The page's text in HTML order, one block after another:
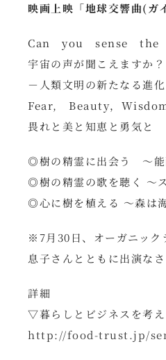
映画上映「地球交響曲(
Can you sense the
宇宙の声が聞こえますか？
－人類文明の新たなる進
Fear, Beauty，
畏れと美と知恵と勇気と
◎樹の精霊に出会う ～能
◎樹の精霊の歌を聴く ～
◎心に樹を植える ～森
※7月30日、オーガニック
息子さんとともに出演なさ
詳細
▽暮らしとビジネスを考
http://food-trust.jp/